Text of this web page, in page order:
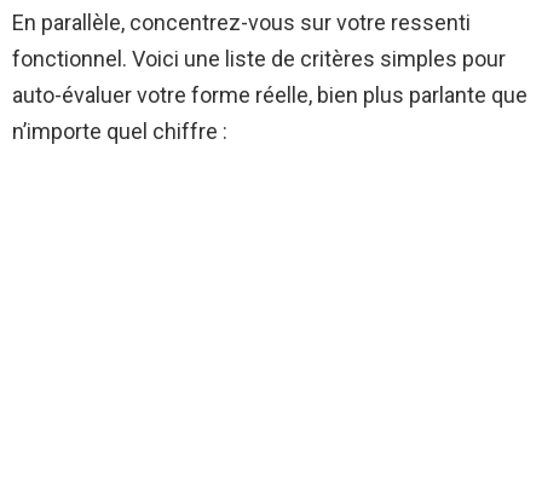
En parallèle, concentrez-vous sur votre ressenti
fonctionnel. Voici une liste de critères simples pour
auto-évaluer votre forme réelle, bien plus parlante que
n’importe quel chiffre :